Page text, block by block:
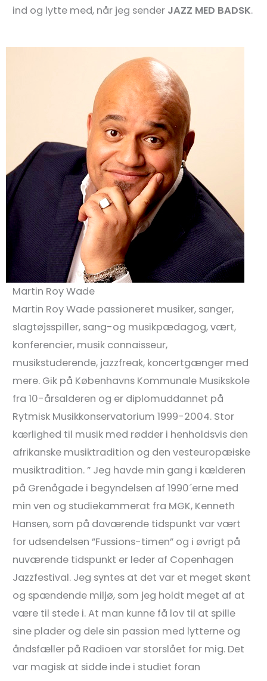
ind og lytte med, når jeg sender JAZZ MED BADSK.
Martin Roy Wade
Martin Roy Wade passioneret musiker, sanger,
slagtøjsspiller, sang-og musikpædagog, vært,
konferencier, musik connaisseur,
musikstuderende, jazzfreak, koncertgænger med
mere. Gik på Københavns Kommunale Musikskole
fra 10-årsalderen og er diplomuddannet på
Rytmisk Musikkonservatorium 1999-2004. Stor
kærlighed til musik med rødder i henholdsvis den
afrikanske musiktradition og den vesteuropæiske
musiktradition. ” Jeg havde min gang i kælderen
på Grenågade i begyndelsen af 1990´erne med
min ven og studiekammerat fra MGK, Kenneth
Hansen, som på daværende tidspunkt var vært
for udsendelsen ”Fussions-timen” og i øvrigt på
nuværende tidspunkt er leder af Copenhagen
Jazzfestival. Jeg syntes at det var et meget skønt
og spændende miljø, som jeg holdt meget af at
være til stede i. At man kunne få lov til at spille
sine plader og dele sin passion med lytterne og
åndsfæller på Radioen var storslået for mig. Det
var magisk at sidde inde i studiet foran